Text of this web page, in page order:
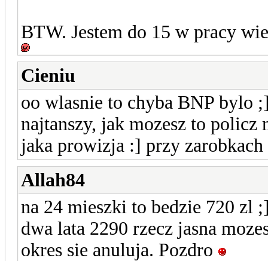
BTW. Jestem do 15 w pracy
Cieniu
oo wlasnie to chyba BNP bylo
najtanszy, jak mozesz to
jaka prowizja :] przy
Allah84
na 24 mieszki to bedzie 720 zl
dwa lata 2290 rzecz jasna
okres sie anuluja. Pozdro